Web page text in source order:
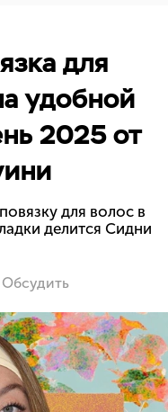
для
удобной
2025 от
для волос в
делится Сидни
Обсудить